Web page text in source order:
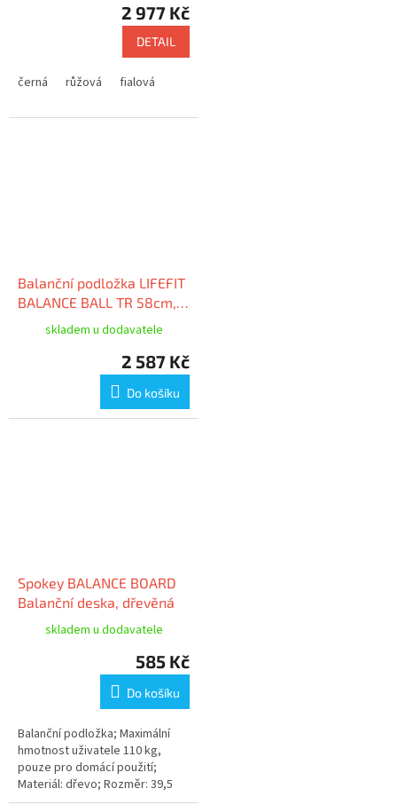
2 977 Kč
DETAIL
černá růžová fialová
Balanční podložka LIFEFIT
BALANCE BALL TR 58cm,
stříbrnáskladem u dodavatele
2 587 Kč
Do košíku
Spokey BALANCE BOARD
Balanční deska, dřevěná
skladem u dodavatele
585 Kč
Do košíku
Balanční podložka; Maximální
hmotnost uživatele 110 kg,
pouze pro domácí použití;
Materiál: dřevo; Rozměr: 39,5
cm; Logo: logo 1C; Vzor: